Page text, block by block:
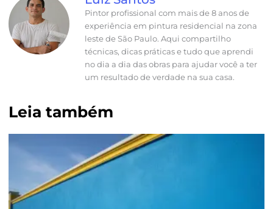
Pintor profissional com mais de 8 anos de
experiência em pintura residencial na zona
leste de São Paulo. Aqui compartilho
técnicas, dicas práticas e tudo que aprendi
no dia a dia das obras para ajudar você a ter
um resultado de verdade na sua casa.
Leia também